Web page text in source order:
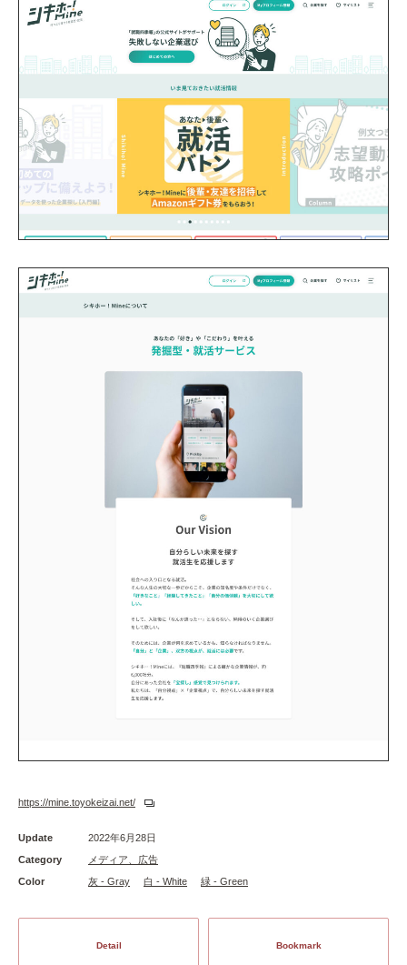
https://mine.toyokeizai.net/
Update
2022年6月28日
Category
メディア、広告
Color
灰 - Gray 白 - White 緑 - Green
Detail Bookmark